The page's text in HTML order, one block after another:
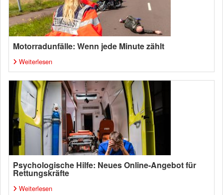
Motorradunfälle: Wenn jede Minute zählt
Weiterlesen
Psychologische Hilfe: Neues Online-Angebot für
Rettungskräfte
Weiterlesen